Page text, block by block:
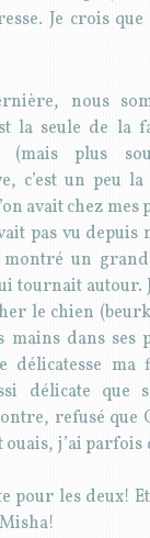
Je crois
nous
la seule de la
(mais plus
c’est un peu
avait chez mes
pas vu depuis
montré un
tournait autour.
le chien
mains dans
délicatesse ma
délicate que
refusé que
ouais, j’ai
pour les deux!